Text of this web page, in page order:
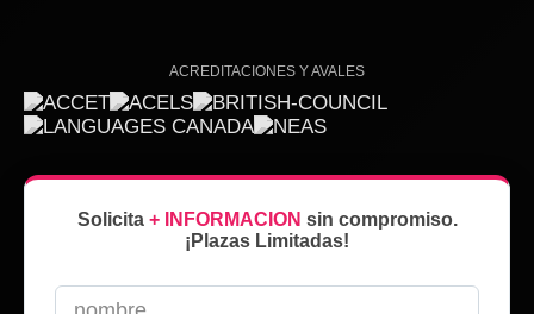
ACREDITACIONES Y AVALES
Solicita + INFORMACION sin compromiso.
¡Plazas Limitadas!